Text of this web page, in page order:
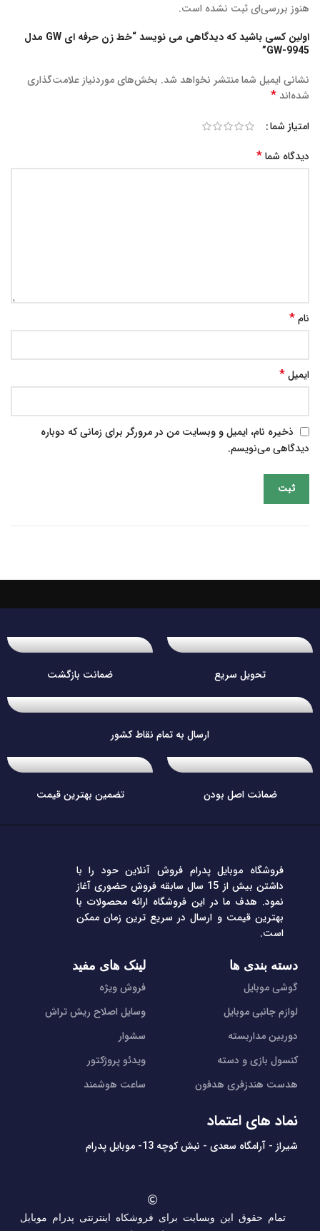
هنوز بررسی‌ای ثبت نشده است.
اولین کسی باشید که دیدگاهی می نویسد “خط زن حرفه ای GW مدل
GW-9945”
نشانی ایمیل شما منتشر نخواهد شد. بخش‌های موردنیاز علامت‌گذاری
شده‌اند *
امتیاز شما
دیدگاه شما*
نام*
ایمیل*
ذخیره نام، ایمیل و وبسایت من در مرورگر برای زمانی که دوباره
دیدگاهی می‌نویسم.
تحویل سریع ضمانت بازگشت
ارسال به تمام نقاط کشور
ضمانت اصل بودن تضمین بهترین قیمت
فروشگاه موبایل پدرام فروش آنلاین حود را با
داشتن بیش از 15 سال سابقه فروش حضوری آغاز
نمود. هدف ما در این فروشگاه ارائه محصولات با
بهترین قیمت و ارسال در سریع ترین زمان ممکن
است.
دسته بندی ها
گوشی موبایل
لوازم جانبی موبایل
دوربین مداربسته
کنسول بازی و دسته
هدست هندزفری هدفون
لینک های مفید
فروش ویژه
وسایل اصلاح ریش تراش
سشوار
ویدئو پروژکتور
ساعت هوشمند
نماد های اعتماد
شیراز - آرامگاه سعدی - نبش کوچه 13- موبایل پدرام
تمام حقوق این وبسایت برای فروشکاه اینترنتی پدرام موبایل